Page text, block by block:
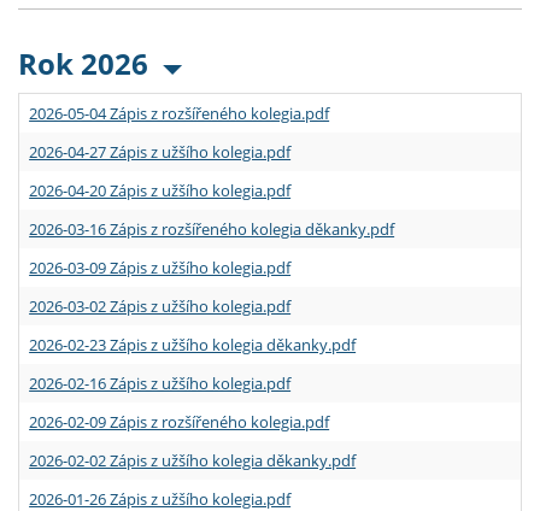
Rok 2026
2026-05-04 Zápis z rozšířeného kolegia.pdf
2026-04-27 Zápis z užšího kolegia.pdf
2026-04-20 Zápis z užšího kolegia.pdf
2026-03-16 Zápis z rozšířeného kolegia děkanky.pdf
2026-03-09 Zápis z užšího kolegia.pdf
2026-03-02 Zápis z užšího kolegia.pdf
2026-02-23 Zápis z užšího kolegia děkanky.pdf
2026-02-16 Zápis z užšího kolegia.pdf
2026-02-09 Zápis z rozšířeného kolegia.pdf
2026-02-02 Zápis z užšího kolegia děkanky.pdf
2026-01-26 Zápis z užšího kolegia.pdf